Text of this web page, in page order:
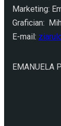
Marketing:
Grafician:
E-mail:
EMANUELA